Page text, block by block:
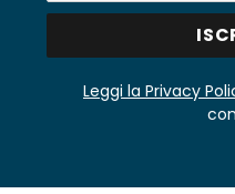
Leggi la Privacy